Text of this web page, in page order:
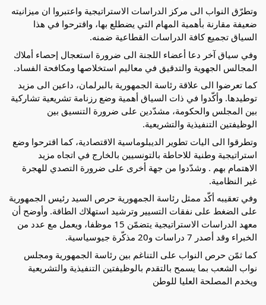
وتطرّق النواب الى مركز الدراسات الاستراتيجية واعتبروا ان ميزانيته
ضعيفة مقارنة بأهمية المهام التي يضطلع بها، واقترحوا في هذا
السياق تجميع كافة الدراسات القطاعية ضمنه.
وفي سياق آخر دعا أعضاء اللجنة الى ضرورة استعجال إحصاء أملاك
المجالس الجهوية والتدقيق في معاليم استخلاصها ومكافحة الفساد.
كما تعرضوا الى علاقة رئاسة الجمهورية بالبرلمان، داعين الى مزيد
توطيدها. وأكّدوا في ذات السياق أهمية وضع رزنامة تشريعية تشاركية
بين المجلس والحكومة، مشدّدين على ضرورة التنسيق بين
الوظيفتين التنفيذية والتشريعية.
وتطرقوا الى اليات تطوير الديبلوماسية الاقتصادية، كما اقترحوا وضع
استراتيجية وطنية للاحاطة بالتونسيين بالخارج في اتجاه مزيد
الاهتمام بهم . وشدّدوا من جهة أخرى على ضرورة التصدي للهجرة
غير النظامية.
وفي تعقيبه أكّد ممثل رئاسة الجمهورية حرص السيد رئيس الجمهورية
على الضغط على نفقات التسيير وترشيد استهلاك الطاقة. وأوضح أن
معهد الدراسات الاستراتيجية يتضمّن 15 موظفا، ويعمل مع عدد من
الخبراء وقد أصدر 7 دراسات و20 مذكّرة جيوسياسية.
كما ثمّن حرص النواب على التناغم بين رئاسة الجمهورية ومجلس
نواب الشعب بما يسمح بالتقدم بالوظيفتين التنفيذية والتشريعية
ويخدم المصلحة العليا للوطن